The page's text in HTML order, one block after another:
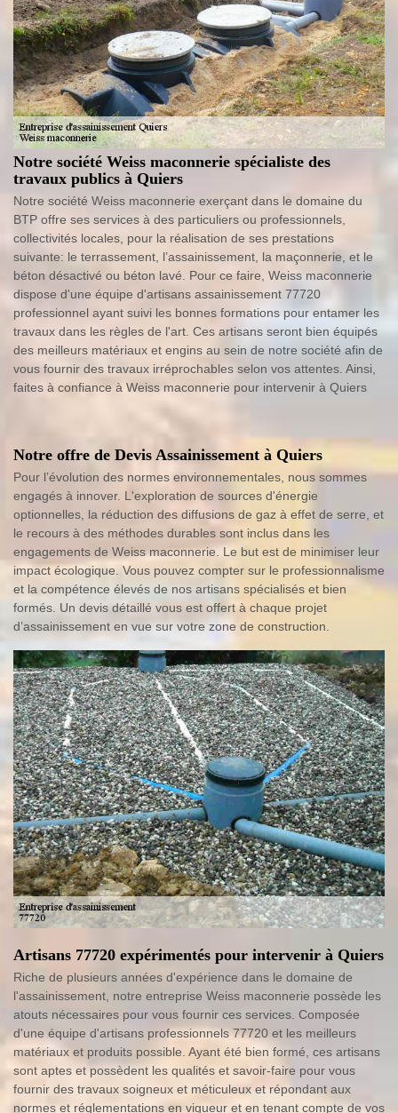
Notre société Weiss maconnerie spécialiste des
travaux publics à Quiers
Notre société Weiss maconnerie exerçant dans le domaine du
BTP offre ses services à des particuliers ou professionnels,
collectivités locales, pour la réalisation de ses prestations
suivante: le terrassement, l’assainissement, la maçonnerie, et le
béton désactivé ou béton lavé. Pour ce faire, Weiss maconnerie
dispose d'une équipe d'artisans assainissement 77720
professionnel ayant suivi les bonnes formations pour entamer les
travaux dans les règles de l'art. Ces artisans seront bien équipés
des meilleurs matériaux et engins au sein de notre société afin de
vous fournir des travaux irréprochables selon vos attentes. Ainsi,
faites à confiance à Weiss maconnerie pour intervenir à Quiers
Notre offre de Devis Assainissement à Quiers
Pour l’évolution des normes environnementales, nous sommes
engagés à innover. L'exploration de sources d'énergie
optionnelles, la réduction des diffusions de gaz à effet de serre, et
le recours à des méthodes durables sont inclus dans les
engagements de Weiss maconnerie. Le but est de minimiser leur
impact écologique. Vous pouvez compter sur le professionnalisme
et la compétence élevés de nos artisans spécialisés et bien
formés. Un devis détaillé vous est offert à chaque projet
d’assainissement en vue sur votre zone de construction.
Artisans 77720 expérimentés pour intervenir à Quiers
Riche de plusieurs années d'expérience dans le domaine de
l'assainissement, notre entreprise Weiss maconnerie possède les
atouts nécessaires pour vous fournir ces services. Composée
d'une équipe d'artisans professionnels 77720 et les meilleurs
matériaux et produits possible. Ayant été bien formé, ces artisans
sont aptes et possèdent les qualités et savoir-faire pour vous
fournir des travaux soigneux et méticuleux et répondant aux
normes et réglementations en vigueur et en tenant compte de vos